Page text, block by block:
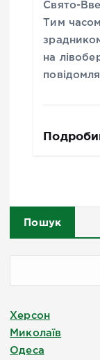
Свято-
Тим
на
Пошук
Херсон
Миколаїв
Одеса